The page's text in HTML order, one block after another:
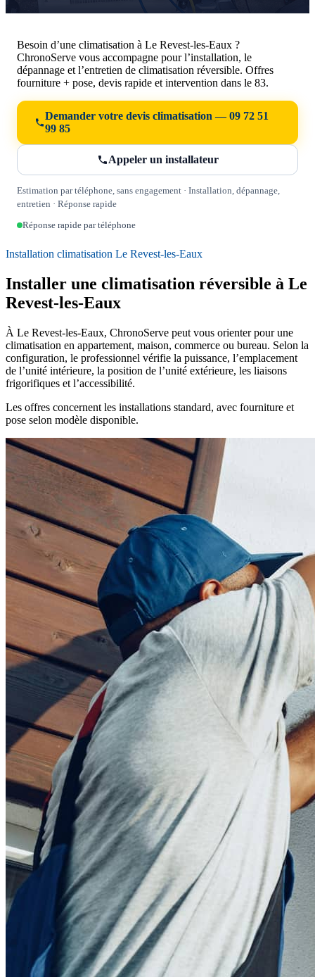
Besoin d’une climatisation à Le Revest-les-Eaux ?
ChronoServe vous accompagne pour l’installation, le
dépannage et l’entretien de climatisation réversible. Offres
fourniture + pose, devis rapide et intervention dans le 83.
Demander votre devis climatisation — 09 72 51
99 85
Appeler un installateur
Estimation par téléphone, sans engagement · Installation, dépannage,
entretien · Réponse rapide
Réponse rapide par téléphone
Installation climatisation Le Revest-les-Eaux
Installer une climatisation réversible à Le
Revest-les-Eaux
À Le Revest-les-Eaux, ChronoServe peut vous orienter pour une
climatisation en appartement, maison, commerce ou bureau. Selon la
configuration, le professionnel vérifie la puissance, l’emplacement
de l’unité intérieure, la position de l’unité extérieure, les liaisons
frigorifiques et l’accessibilité.
Les offres concernent les installations standard, avec fourniture et
pose selon modèle disponible.